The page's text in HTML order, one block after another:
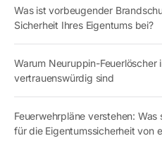
Was ist vorbeugender
Sicherheit Ihres Eigentums bei?
Warum Neuruppin-Feuerlöscher
vertrauenswürdig sind
Feuerwehrpläne verstehen:
für die Eigentumssicherheit von